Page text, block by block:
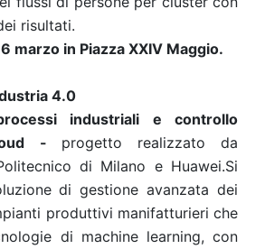
risultati.
marzo in Piazza XXIV Maggio.
4.0
industriali e controllo
- progetto realizzato da
di Milano e Huawei.Si
di gestione avanzata dei
produttivi manifatturieri che
di machine learning, con